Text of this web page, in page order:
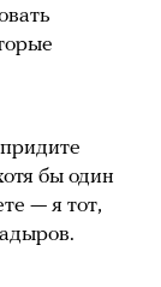
бы один
— я тот,